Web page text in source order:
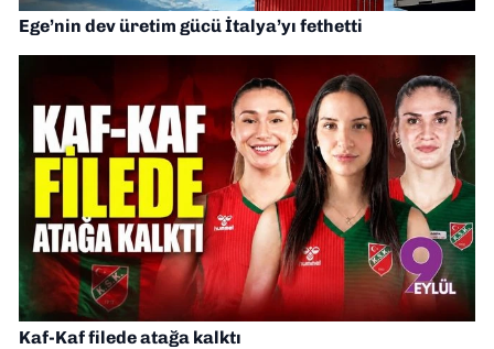
Ege’nin dev üretim gücü İtalya’yı fethetti
Kaf-Kaf filede atağa kalktı